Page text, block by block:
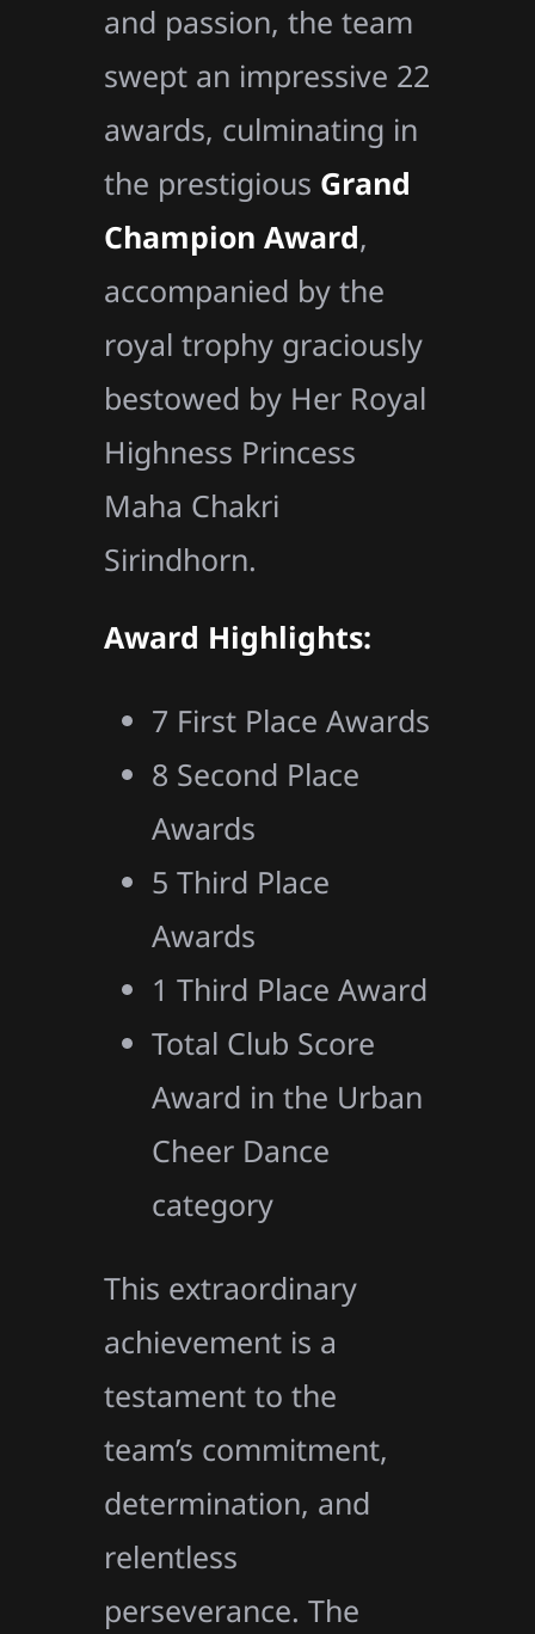
and passion, the team
swept an impressive 22
awards, culminating in
the prestigious Grand
Champion Award,
accompanied by the
royal trophy graciously
bestowed by Her Royal
Highness Princess
Maha Chakri
Sirindhorn.
Award Highlights:
7 First Place Awards
8 Second Place
Awards
5 Third Place
Awards
1 Third Place Award
Total Club Score
Award in the Urban
Cheer Dance
category
This extraordinary
achievement is a
testament to the
team’s commitment,
determination, and
relentless
perseverance. The